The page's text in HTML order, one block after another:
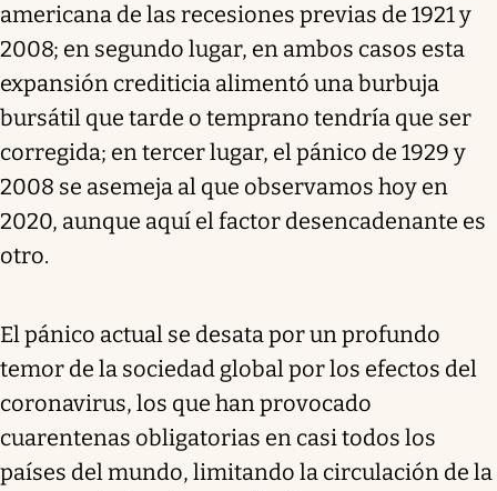
americana de las recesiones previas de 1921 y
2008; en segundo lugar, en ambos casos esta
expansión crediticia alimentó una burbuja
bursátil que tarde o temprano tendría que ser
corregida; en tercer lugar, el pánico de 1929 y
2008 se asemeja al que observamos hoy en
2020, aunque aquí el factor desencadenante es
otro.
El pánico actual se desata por un profundo
temor de la sociedad global por los efectos del
coronavirus, los que han provocado
cuarentenas obligatorias en casi todos los
países del mundo, limitando la circulación de la